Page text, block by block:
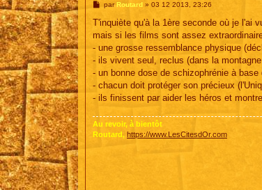
M
s
a
g
parRoutard» 03 12 2013, 23:26
T'inquiète qu'à la 1ère seconde où je l'ai
mais si les films sont assez
- une grosse ressemblance physique
- ils vivent seul, reclus (dans la
- un bonne dose de schizophrénie à base
- chacun doit protéger son précieux
- ils finissent par aider les héros et
Au revoir, à bientôt
Routard, https://www.LesCitesdOr.com